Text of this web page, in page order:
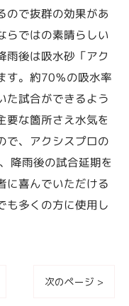
ので抜群の効果があ
らではの素晴らしい
雨後は吸水砂「アク
す。約70％の吸水率
た試合ができるよう
要な箇所さえ水気を
で、アクシスプロの
降雨後の試合延期を
に喜んでいただける
も多くの方に使用し
次のページ >